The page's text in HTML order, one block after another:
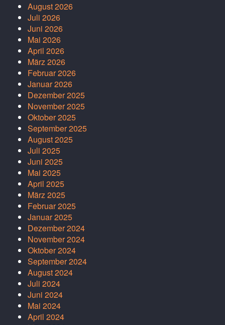
August 2026
Juli 2026
Juni 2026
Mai 2026
April 2026
März 2026
Februar 2026
Januar 2026
Dezember 2025
November 2025
Oktober 2025
September 2025
August 2025
Juli 2025
Juni 2025
Mai 2025
April 2025
März 2025
Februar 2025
Januar 2025
Dezember 2024
November 2024
Oktober 2024
September 2024
August 2024
Juli 2024
Juni 2024
Mai 2024
April 2024